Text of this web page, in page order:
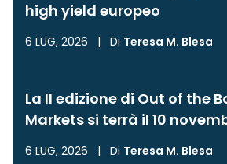
high yield europeo
6 LUG, 2026 | Di Teresa M. Blesa
La II edizione di Out of the
Markets si terrà il 10
6 LUG, 2026 | Di Teresa M. Blesa